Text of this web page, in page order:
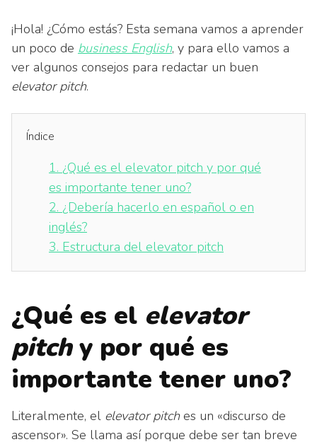
¡Hola! ¿Cómo estás? Esta semana vamos a aprender
un poco de business English, y para ello vamos a
ver algunos consejos para redactar un buen
elevator pitch.
Índice
1. ¿Qué es el elevator pitch y por qué
es importante tener uno?
2. ¿Debería hacerlo en español o en
inglés?
3. Estructura del elevator pitch
¿Qué es el elevator
pitchy por qué es
importante tener uno?
Literalmente, el elevator pitches un «discurso de
ascensor». Se llama así porque debe ser tan breve